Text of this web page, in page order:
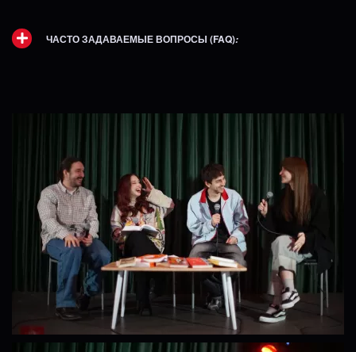
ЧАСТО ЗАДАВАЕМЫЕ ВОПРОСЫ (FAQ):